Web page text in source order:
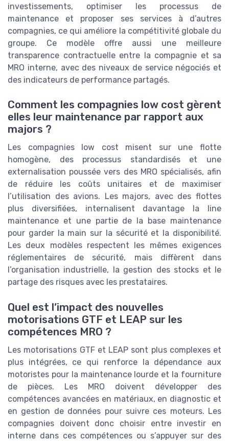
investissements, optimiser les processus de
maintenance et proposer ses services à d’autres
compagnies, ce qui améliore la compétitivité globale du
groupe. Ce modèle offre aussi une meilleure
transparence contractuelle entre la compagnie et sa
MRO interne, avec des niveaux de service négociés et
des indicateurs de performance partagés.
Comment les compagnies low cost gèrent
elles leur maintenance par rapport aux
majors ?
Les compagnies low cost misent sur une flotte
homogène, des processus standardisés et une
externalisation poussée vers des MRO spécialisés, afin
de réduire les coûts unitaires et de maximiser
l’utilisation des avions. Les majors, avec des flottes
plus diversifiées, internalisent davantage la line
maintenance et une partie de la base maintenance
pour garder la main sur la sécurité et la disponibilité.
Les deux modèles respectent les mêmes exigences
réglementaires de sécurité, mais diffèrent dans
l’organisation industrielle, la gestion des stocks et le
partage des risques avec les prestataires.
Quel est l’impact des nouvelles
motorisations GTF et LEAP sur les
compétences MRO ?
Les motorisations GTF et LEAP sont plus complexes et
plus intégrées, ce qui renforce la dépendance aux
motoristes pour la maintenance lourde et la fourniture
de pièces. Les MRO doivent développer des
compétences avancées en matériaux, en diagnostic et
en gestion de données pour suivre ces moteurs. Les
compagnies doivent donc choisir entre investir en
interne dans ces compétences ou s’appuyer sur des